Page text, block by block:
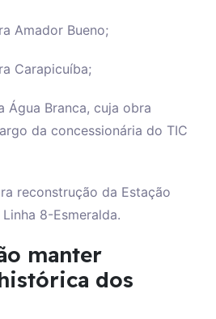
Amador Bueno;
Carapicuíba;
Água Branca, cuja obra
da concessionária do TIC
reconstrução da Estação
8-Esmeralda.
manter
dos